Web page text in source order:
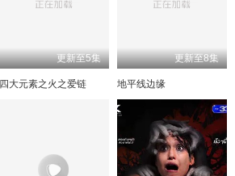
更新至5集
四大元素之火之爱链
更新至8集
地平线边缘